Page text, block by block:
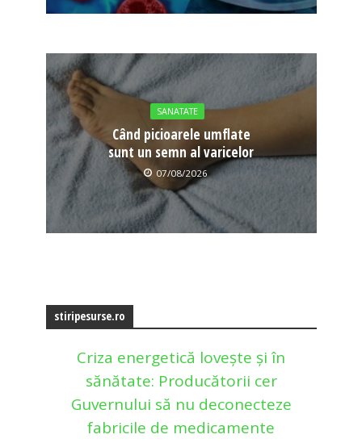
SANATATE
Când picioarele umflate
sunt un semn al varicelor
07/08/2026
stiripesurse.ro
Criza energetică lovește și în
sănătate: Producătorii cer
Guvernului să nu deconecteze
fabricile de medicamente